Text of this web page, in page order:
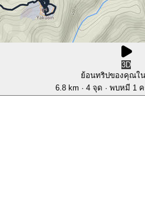
3D
ย้อนทริปของคุณใ
6.8 km · 4 จุด · พบหมี 1